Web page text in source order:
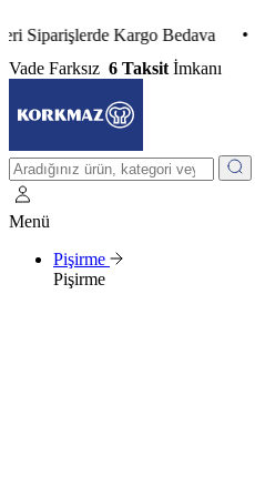
Kargo Bedava •
Vade Farksız 6 Taksit İmkanı
Menü
Pişirme
Pişirme